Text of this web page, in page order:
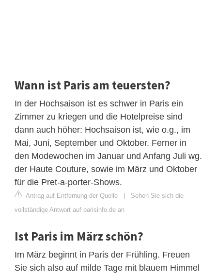
Wann ist Paris am teuersten?
In der Hochsaison ist es schwer in Paris ein
Zimmer zu kriegen und die Hotelpreise sind
dann auch höher: Hochsaison ist, wie o.g., im
Mai, Juni, September und Oktober. Ferner in
den Modewochen im Januar und Anfang Juli wg.
der Haute Couture, sowie im März und Oktober
für die Pret-a-porter-Shows.
Antrag auf Entfernung der Quelle | Sehen Sie sich die
vollständige Antwort auf parisinfo.de an
Ist Paris im März schön?
Im März beginnt in Paris der Frühling. Freuen
Sie sich also auf milde Tage mit blauem Himmel